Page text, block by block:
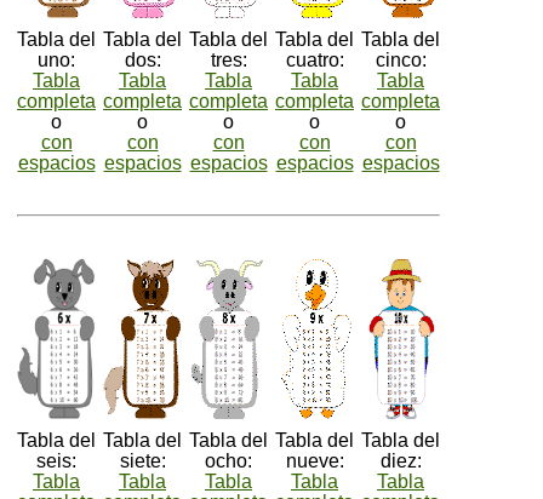
Tabla del
uno:
Tabla
completa
o
con
espacios
Tabla del
dos:
Tabla
completa
o
con
espacios
Tabla del
tres:
Tabla
completa
o
con
espacios
Tabla del
cuatro:
Tabla
completa
o
con
espacios
Tabla del
cinco:
Tabla
completa
o
con
espacios
Tabla del
seis:
Tabla
Tabla del
siete:
Tabla
Tabla del
ocho:
Tabla
Tabla del
nueve:
Tabla
Tabla del
diez:
Tabla